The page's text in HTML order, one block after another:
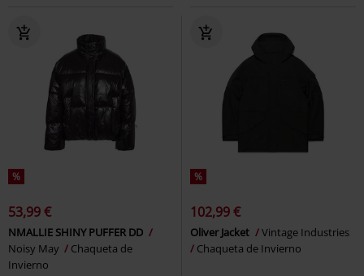
%
53,99 €
NMALLIE SHINY PUFFER DD
Noisy May
Chaqueta de
Invierno
%
102,99 €
Oliver Jacket
Vintage Industries
Chaqueta de Invierno